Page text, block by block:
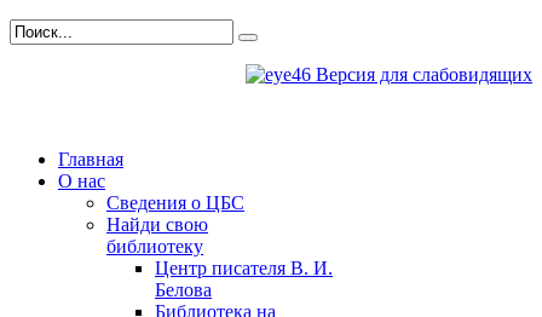
Версия для слабовидящих
Главная
О нас
Сведения о ЦБС
Найди свою
библиотеку
Центр писателя В. И.
Белова
Библиотека на